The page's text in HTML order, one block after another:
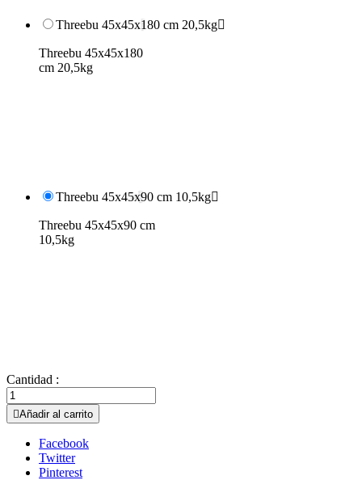
Threebu 45x45x180 cm 20,5kg
Threebu 45x45x180
cm 20,5kg
Threebu 45x45x90 cm 10,5kg
Threebu 45x45x90 cm
10,5kg
Cantidad :
Añadir al carrito
Facebook
Twitter
Pinterest